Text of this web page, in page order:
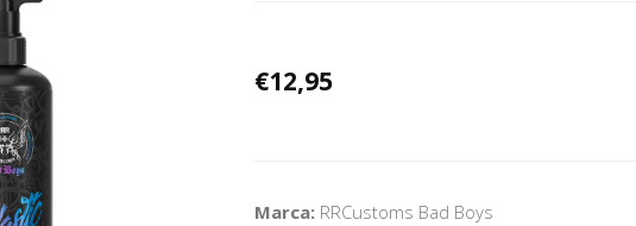
€12,95
Marca: RRCustoms Bad Boys